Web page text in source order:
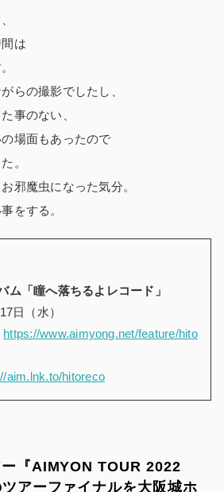
は
らの撮影でしたし、
事のない、
場面もあったので
。
邪魔虫になった気分。
をする。
ム「瞳へ落ちるよレコード」
17日（水）
https://www.aimyong.net/feature/hito
aim.lnk.to/hitoreco
『AIMYON TOUR 2022
アーファイナルを大阪城ホ